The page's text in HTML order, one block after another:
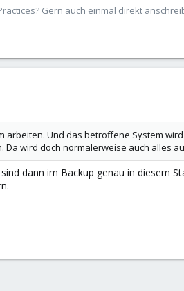
Gern auch einmal direkt
arbeiten. Und das betroffene System
Da wird doch normalerweise auch alles
dann im Backup genau in diesem